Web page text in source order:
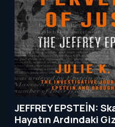
JEFFREY EPSTEİN:
Hayatın Ardındaki